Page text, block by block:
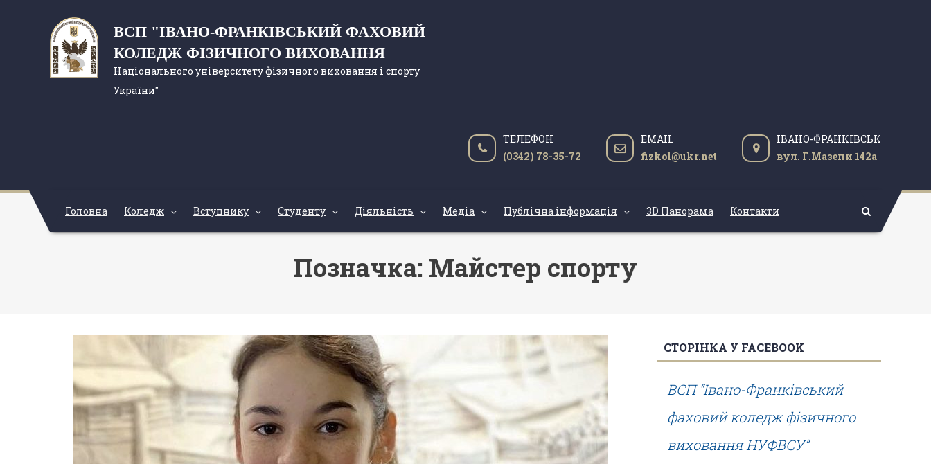
ВСП "ІВАНО-ФРАНКІВСЬКИЙ ФАХОВИЙ
КОЛЕДЖ ФІЗИЧНОГО ВИХОВАННЯ
Національного університету фізичного виховання і спорту
України"
ТЕЛЕФОН
(0342) 78-35-72
EMAIL
fizkol@ukr.net
ІВАНО-ФРАНКІВСЬК
вул. Г.Мазепи 142а
Головна Коледж Вступнику Студенту Діяльність Медіа Публічна інформація 3D Панорама Контакти
Позначка: Майстер спорту
СТОРІНКА У FACEBOOK
ВСП “Івано-Франківський
фаховий коледж фізичного
виховання НУФВСУ”